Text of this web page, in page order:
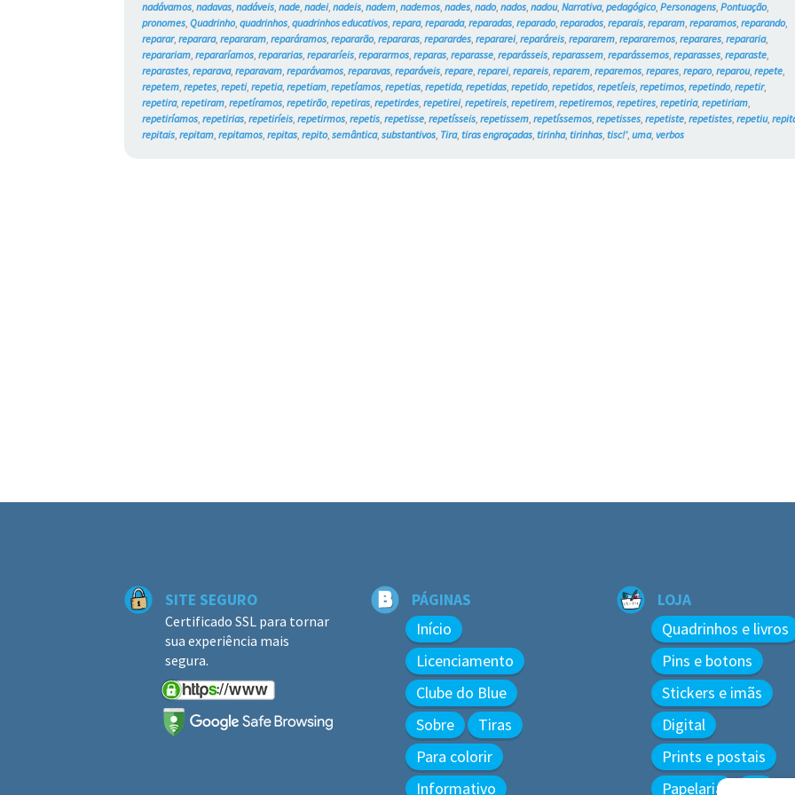
nadávamos ,nadavas ,nadáveis ,nade ,nadei,nadeis ,nadem ,nademos ,nades ,nado,nados ,nadou,Narrativa,pedagógico,Personagens ,Pontuação,
pronomes ,Quadrinho,quadrinhos ,quadrinhos educativos ,repara,reparada,reparadas ,reparado,reparados ,reparais ,reparam ,reparamos ,reparando,
reparar,reparara,repararam ,reparáramos ,repararão,repararas ,reparardes ,repararei,reparáreis ,repararem ,repararemos ,reparares ,repararia,
reparariam ,repararíamos ,repararias ,repararíeis ,repararmos ,reparas ,reparasse ,reparásseis ,reparassem ,reparássemos ,reparasses ,reparaste
reparastes ,reparava,reparavam ,reparávamos ,reparavas ,reparáveis ,repare ,reparei,repareis ,reparem ,reparemos ,repares ,reparo,reparou,repete
repetem ,repetes ,repeti,repetia,repetiam ,repetíamos ,repetias ,repetida,repetidas ,repetido,repetidos ,repetíeis ,repetimos ,repetindo,repetir,
repetira,repetiram ,repetíramos ,repetirão,repetiras ,repetirdes ,repetirei,repetireis ,repetirem ,repetiremos ,repetires ,repetiria,repetiriam
repetiríamos ,repetirias ,repetiríeis ,repetirmos ,repetis ,repetisse ,repetísseis ,repetissem ,repetíssemos ,repetisses ,repetiste ,repetistes ,repetiu,
repitais ,repitam ,repitamos ,repitas ,repito,semântica,substantivos Tira,tiras engraçadas ,tirinha,tirinhas ,tisc!’,uma,verbos
SITE SEGURO
Certificado SSL para tornar
sua experiência mais
segura.
PÁGINAS
Início
Licenciamento
Clube do Blue
Sobre
Tiras
Para colorir
Informativo
LOJA
Quadrinhos e livros
Pins e botons
Stickers e imãs
Digital
Prints e postais
Papelaria